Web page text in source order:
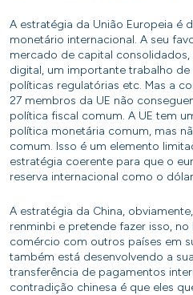
A estratégia da União Europeia é
monetário internacional. A seu
mercado de capital
digital, um importante trabalho
políticas regulatórias etc. Mas a
27 membros da UE não
política fiscal comum. A UE tem
política monetária comum, mas
comum. Isso é um elemento
estratégia coerente para que o
reserva internacional como o
A estratégia da China,
renminbi e pretende fazer isso,
comércio com outros países em
também está desenvolvendo a
transferência de pagamentos
contradição chinesa é que eles